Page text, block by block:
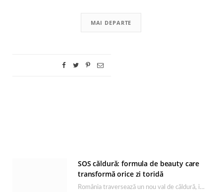
MAI DEPARTE
SOS căldură: formula de beauty care
transformă orice zi toridă
România traversează un nou val de căldură, iar rutina de îngrijire capătă un rol esențial…